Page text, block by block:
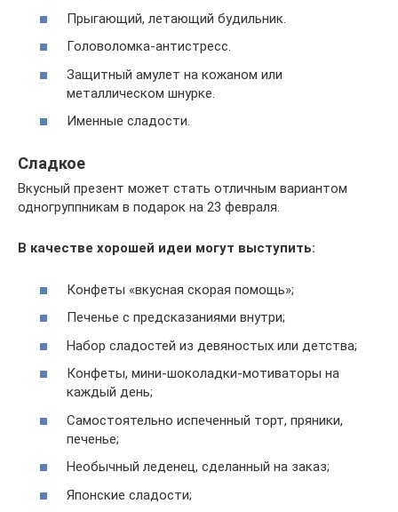
Прыгающий, летающий будильник.
Головоломка-антистресс.
Защитный амулет на кожаном или
металлическом шнурке.
Именные сладости.
Сладкое
Вкусный презент может стать отличным вариантом
одногруппникам в подарок на 23 февраля.
В качестве хорошей идеи могут выступить:
Конфеты «вкусная скорая помощь»;
Печенье с предсказаниями внутри;
Набор сладостей из девяностых или детства;
Конфеты, мини-шоколадки-мотиваторы на
каждый день;
Самостоятельно испеченный торт, пряники,
печенье;
Необычный леденец, сделанный на заказ;
Японские сладости;